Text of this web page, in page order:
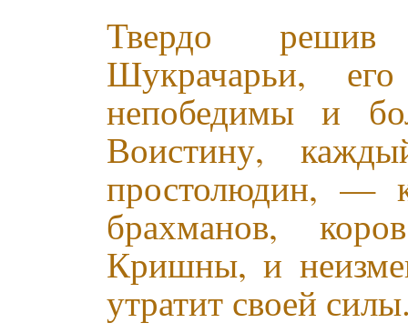
Твердо решив
Шукрачарьи,
непобедимы и
Воистину,
простолюдин, —
брахманов,
Кришны, и
утратит своей